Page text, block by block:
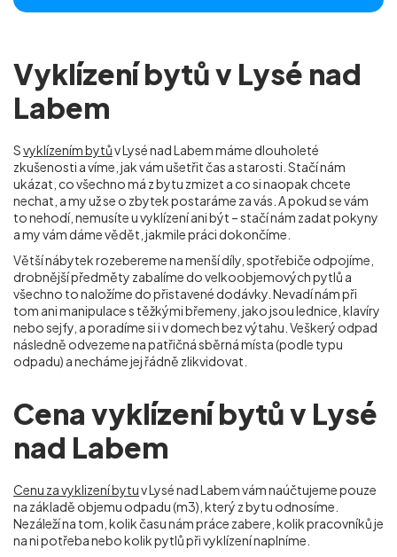
Vyklízení bytů v Lysé nad
Labem
Svyklízením bytův Lysé nad Labem máme dlouholeté
zkušenosti a víme, jak vám ušetřit čas a starosti. Stačí nám
ukázat, co všechno má z bytu zmizet a co si naopak chcete
nechat, a my už se o zbytek postaráme za vás. A pokud se vám
to nehodí, nemusíte u vyklízení ani být – stačí nám zadat pokyny
a my vám dáme vědět, jakmile práci dokončíme.
Větší nábytek rozebereme na menší díly, spotřebiče odpojíme,
drobnější předměty zabalíme do velkoobjemových pytlů a
všechno to naložíme do přistavené dodávky. Nevadí nám při
tom ani manipulace s těžkými břemeny, jako jsou lednice, klavíry
nebo sejfy, a poradíme si i v domech bez výtahu. Veškerý odpad
následně odvezeme na patřičná sběrná místa (podle typu
odpadu) a necháme jej řádně zlikvidovat.
Cena vyklízení bytů v Lysé
nad Labem
Cenu za vyklizení bytuv Lysé nad Labem vám naúčtujeme pouze
na základě objemu odpadu (m3), který z bytu odnosíme.
Nezáleží na tom, kolik času nám práce zabere, kolik pracovníků je
na ni potřeba nebo kolik pytlů při vyklízení naplníme.